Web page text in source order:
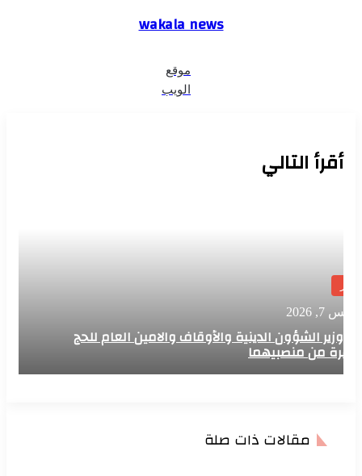
wakala news
موقع
الويب
أقرأ التالي
7, 2026
وزير الشؤون الدينية والأوقاف والامين العام للحج
من منصبيهما
مقالات ذات صلة